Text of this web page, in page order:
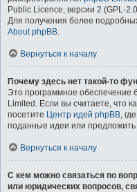
Public Licence, версии 2 (GPL-
Для получения более
About phpBB.
Вернуться к началу
Почему здесь нет такой-то
Это программное обеспечение
Limited. Если вы считаете, что
посетите Центр идей phpBB,
поданные идеи или предложить
Вернуться к началу
С кем можно связаться по
или юридических вопросов,